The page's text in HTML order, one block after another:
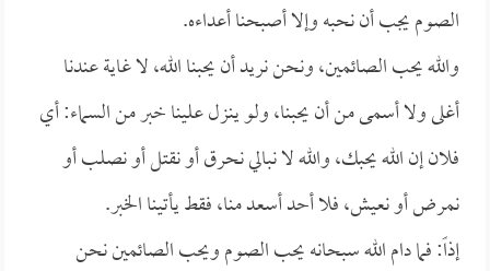
الصوم يجب أن نحبه وإلا أصبحنا أعداءه.
والله يحب الصائمين، ونحن نريد أن يحبنا الله، لا غاية عندنا
أغلى ولا أسمى من أن يحبنا، ولو ينزل علينا خبر من السماء: أي
فلان إن الله يحبك، والله لا نبالي نحرق أو نقتل أو نصلب أو
نمرض أو نعيش، فلا أحد أسعد منا، فقط يأتينا الخبر.
إذاً: فما دام الله سبحانه يحب الصوم ويحب الصائمين نحن